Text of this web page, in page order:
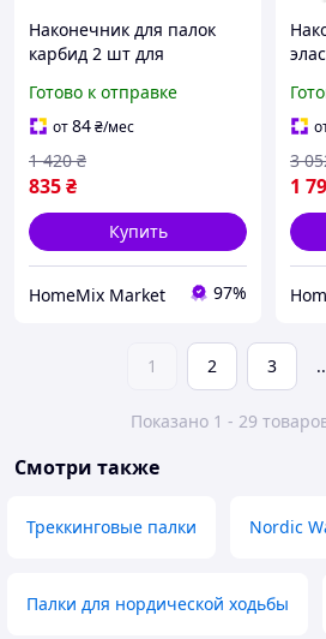
Наконечник для палок
карбид 2 шт для
черный Gabel HM-9271
Готово к отправке
от84₴/мес
835₴
1 420 ₴
Купить
HomeMix Market 97%
шт
1
3
1 2 3
Показано 1 - 29
Смотри также
Треккинговые палки Nordic
Палки для нордической ходьбы